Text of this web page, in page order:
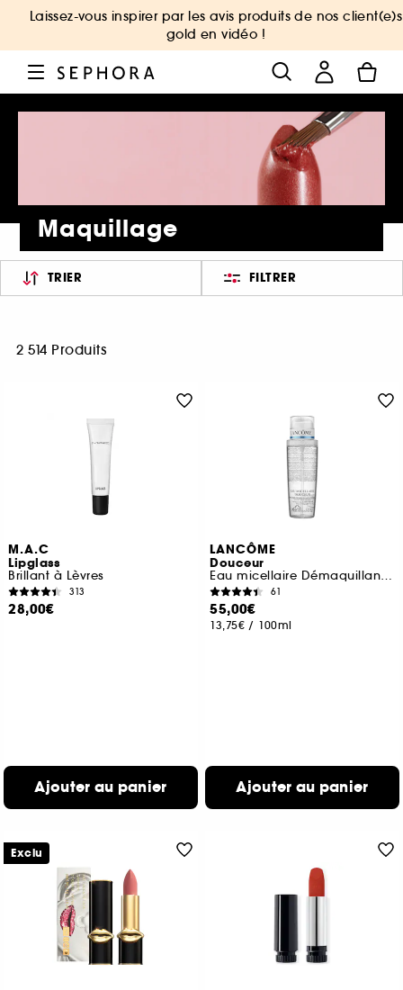
Laissez-vous inspirer par les avis produits de nos client(e)s
gold en vidéo !
Maquillage
TRIER FILTRER
2 514 Produits
M.A.C
Lipglass
Brillant à Lèvres
313
28,00€
Ajouter au panier
LANCÔME
Douceur
Eau micellaire Démaquillante Visage, Yeux, Lèvres
61
55,00€
13,75€ / 100ml
Ajouter au panier
Exclu